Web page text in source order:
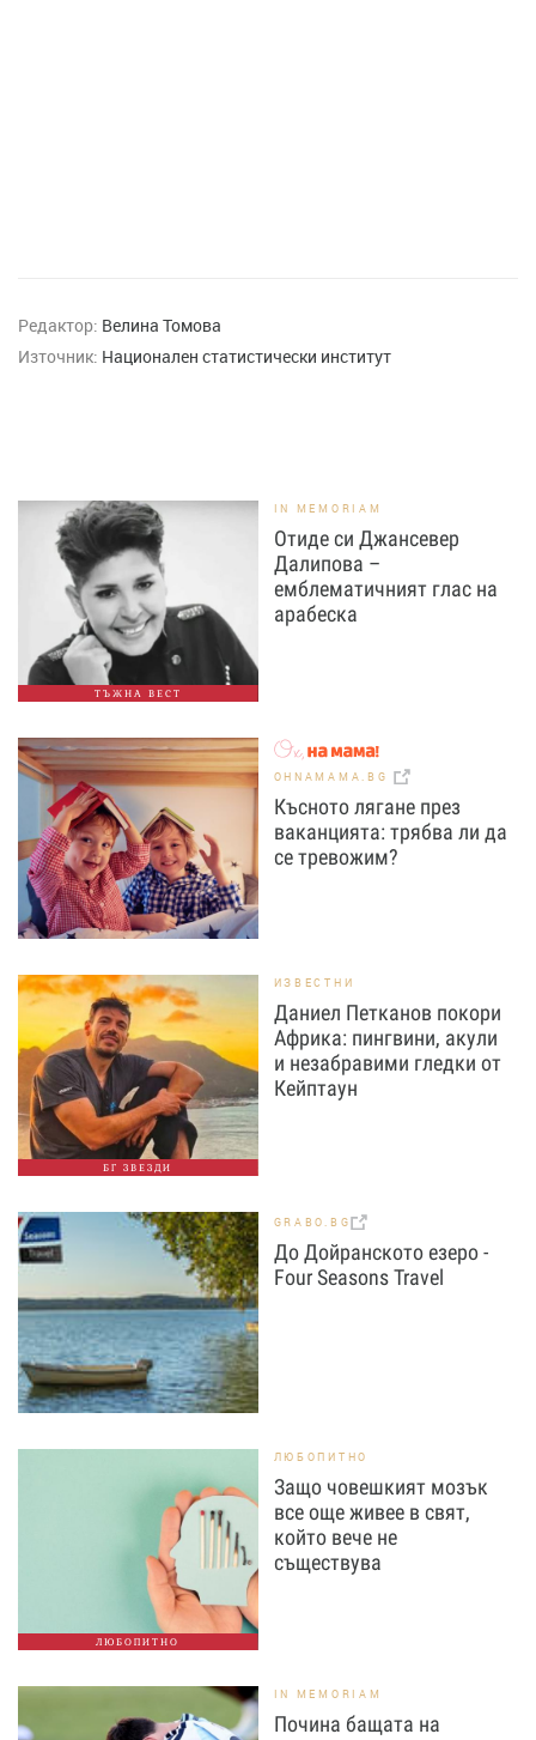
Редактор: Велина Томова
Източник: Национален статистически институт
ТЪЖНА ВЕСТ
IN MEMORIAM
Отиде си Джансевер
Далипова –
емблематичният глас на
арабеска
OHNAMAMA.BG
Късното лягане през
ваканцията: трябва ли да
се тревожим?
БГ ЗВЕЗДИ
ИЗВЕСТНИ
Даниел Петканов покори
Африка: пингвини, акули
и незабравими гледки от
Кейптаун
GRABO.BG
До Дойранското езеро -
Four Seasons Travel
ЛЮБОПИТНО
ЛЮБОПИТНО
Защо човешкият мозък
все още живее в свят,
който вече не
съществува
IN MEMORIAM
Почина бащата на